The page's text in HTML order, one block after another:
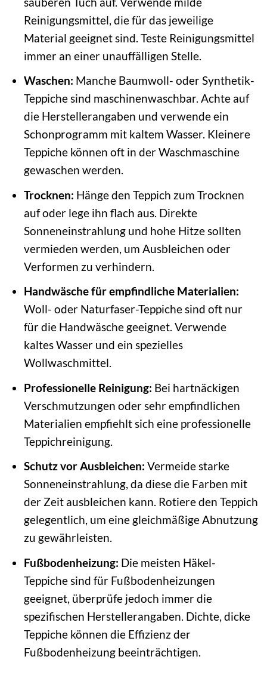
Reinigungsmittel, die für das jeweilige
Material geeignet sind. Teste Reinigungsmittel
immer an einer unauffälligen Stelle.
Waschen: Manche Baumwoll- oder Synthetik-
Teppiche sind maschinenwaschbar. Achte auf
die Herstellerangaben und verwende ein
Schonprogramm mit kaltem Wasser. Kleinere
Teppiche können oft in der Waschmaschine
gewaschen werden.
Trocknen: Hänge den Teppich zum Trocknen
auf oder lege ihn flach aus. Direkte
Sonneneinstrahlung und hohe Hitze sollten
vermieden werden, um Ausbleichen oder
Verformen zu verhindern.
Handwäsche für empfindliche Materialien:
Woll- oder Naturfaser-Teppiche sind oft nur
für die Handwäsche geeignet. Verwende
kaltes Wasser und ein spezielles
Wollwaschmittel.
Professionelle Reinigung: Bei hartnäckigen
Verschmutzungen oder sehr empfindlichen
Materialien empfiehlt sich eine professionelle
Teppichreinigung.
Schutz vor Ausbleichen: Vermeide starke
Sonneneinstrahlung, da diese die Farben mit
der Zeit ausbleichen kann. Rotiere den Teppich
gelegentlich, um eine gleichmäßige Abnutzung
zu gewährleisten.
Fußbodenheizung: Die meisten Häkel-
Teppiche sind für Fußbodenheizungen
geeignet, überprüfe jedoch immer die
spezifischen Herstellerangaben. Dichte, dicke
Teppiche können die Effizienz der
Fußbodenheizung beeinträchtigen.